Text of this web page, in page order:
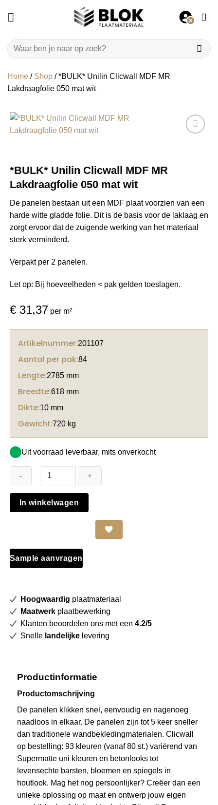
Zoeken
naar:
Home / Shop /*BULK* Unilin Clicwall MDF MR
Lakdraagfolie 050 mat wit
*BULK* Unilin Clicwall MDF MR
Lakdraagfolie 050 mat wit
De panelen bestaan uit een MDF plaat voorzien van een
harde witte gladde folie. Dit is de basis voor de laklaag en
zorgt ervoor dat de zuigende werking van het materiaal
sterk verminderd.
Verpakt per 2 panelen.
Let op: Bij hoeveelheden < pak gelden toeslagen.
€ 31,37 per m²
Artikelnummer:201107
Aantal per pak:84
Lengte:2785 mm
Breedte:618 mm
Dikte:10 mm
Gewicht:720 kg
Uit voorraad leverbaar, mits onverkocht
*BULK*
Unilin
Lakdraagfolie
050
aantal
In winkelwagen
Sample aanvragen
Hoogwaardig plaatmateriaal
Maatwerk plaatbewerking
Klanten beoordelen ons met een 4.2/5
Snelle landelijke levering
Productinformatie
Productomschrijving
De panelen klikken snel, eenvoudig en nagenoeg
naadloos in elkaar. De panelen zijn tot 5 keer sneller
dan traditionele wandbekledingmaterialen. Clicwall
op bestelling: 93 kleuren (vanaf 80 st.) variërend van
Supermatte uni kleuren en betonlooks tot
levensechte barsten, bloemen en spiegels in
houtlook. Mag het nog persoonlijker? Creëer dan een
unieke oplossing op maat en ontwerp jouw eigen